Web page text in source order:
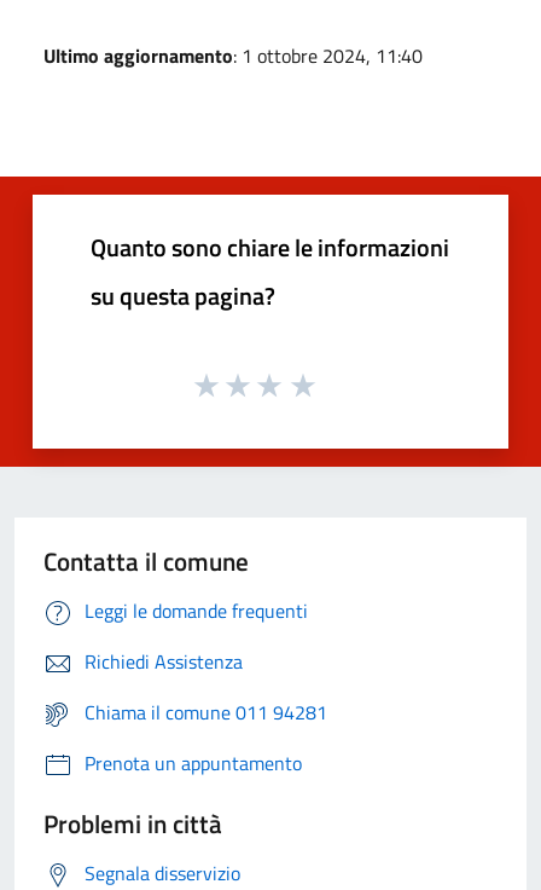
Ultimo aggiornamento: 1 ottobre 2024, 11:40
Quanto sono chiare le informazioni
su questa pagina?
Contatta il comune
Leggi le domande frequenti
Richiedi Assistenza
Chiama il comune 011 94281
Prenota un appuntamento
Problemi in città
Segnala disservizio